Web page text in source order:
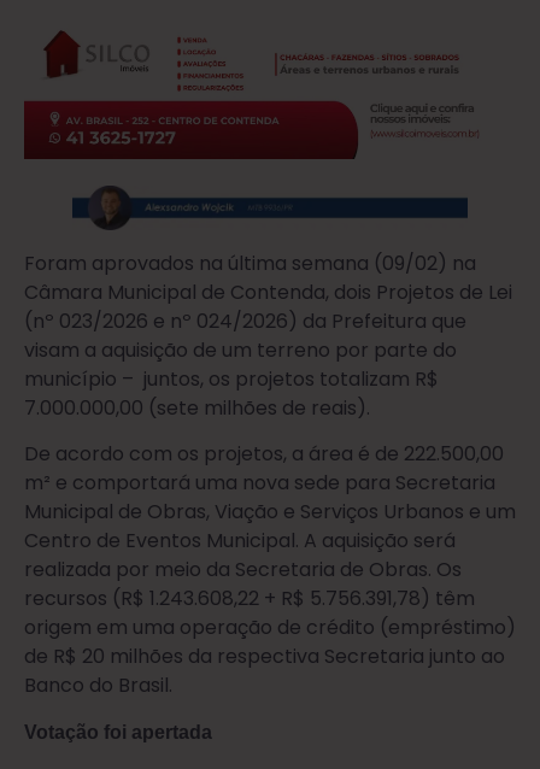
Foram aprovados na última semana (09/02) na
Câmara Municipal de Contenda, dois Projetos de Lei
(nº 023/2026 e nº 024/2026) da Prefeitura que
visam a aquisição de um terreno por parte do
município – juntos, os projetos totalizam R$
7.000.000,00 (sete milhões de reais).
De acordo com os projetos, a área é de 222.500,00
m² e comportará uma nova sede para Secretaria
Municipal de Obras, Viação e Serviços Urbanos e um
Centro de Eventos Municipal. A aquisição será
realizada por meio da Secretaria de Obras. Os
recursos (R$ 1.243.608,22 + R$ 5.756.391,78) têm
origem em uma operação de crédito (empréstimo)
de R$ 20 milhões da respectiva Secretaria junto ao
Banco do Brasil.
Votação foi apertada